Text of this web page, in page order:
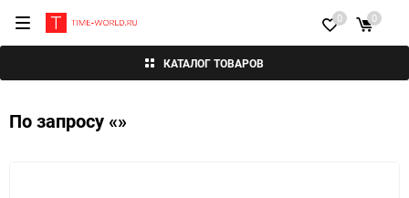
КАТАЛОГ ТОВАРОВ
0 0
По запросу «»